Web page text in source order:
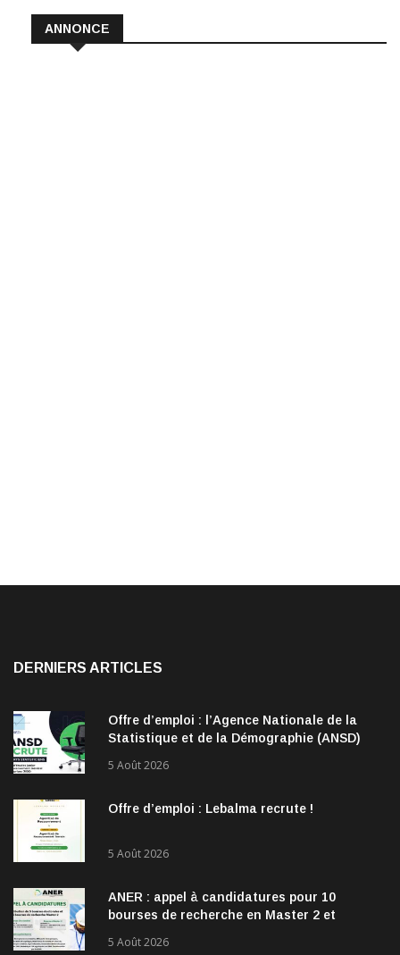
ANNONCE
DERNIERS ARTICLES
Offre d’emploi : l’Agence Nationale de la
Statistique et de la Démographie (ANSD)
5 Août 2026
Offre d’emploi : Lebalma recrute !
5 Août 2026
ANER : appel à candidatures pour 10
bourses de recherche en Master 2 et
5 Août 2026